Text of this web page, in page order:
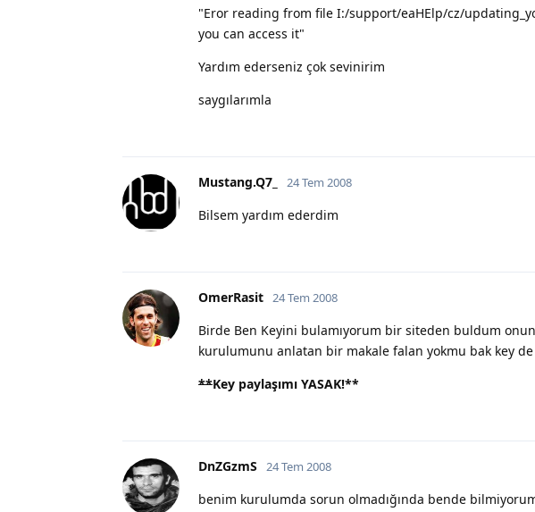
"Eror reading from file I:/support/eaHElp/cz/
you can access it"
Yardım ederseniz çok sevinirim
saygılarımla
Mustang.Q7_ 24 Tem 2008
Bilsem yardım ederdim
OmerRasit 24 Tem 2008
Birde Ben Keyini bulamıyorum bir siteden buldum
kurulumunu anlatan bir makale falan yokmu bak key
**Key paylaşımı YASAK!**
DnZGzmS 24 Tem 2008
benim kurulumda sorun olmadığında bende